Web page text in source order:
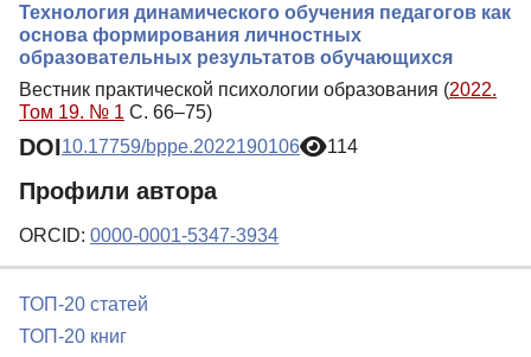
Технология динамического обучения педагогов как
основа формирования личностных
образовательных результатов обучающихся
Вестник практической психологии образования (2022.
Том 19. № 1 С. 66–75)
DOI10.17759/bppe.2022190106 114
Профили автора
ORCID: 0000-0001-5347-3934
ТОП-20 статей
ТОП-20 книг